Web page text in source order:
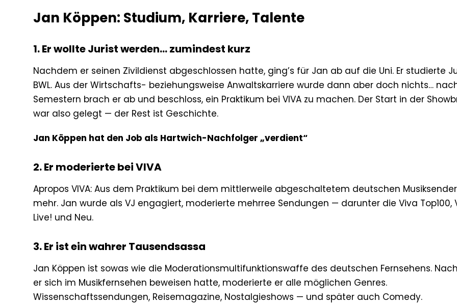
Jan Köppen: Studium, Karriere, Talente
1. Er wollte Jurist werden… zumindest kurz
Nachdem er seinen Zivildienst abgeschlossen hatte, ging’s für Jan ab auf die Uni. Er studierte
BWL. Aus der Wirtschafts- beziehungsweise Anwaltskarriere wurde dann aber doch nichts…
Semestern brach er ab und beschloss, ein Praktikum bei VIVA zu machen. Der Start in der
war also gelegt — der Rest ist Geschichte.
Jan Köppen hat den Job als Hartwich-Nachfolger „verdient“
2. Er moderierte bei VIVA
Apropos VIVA: Aus dem Praktikum bei dem mittlerweile abgeschaltetem deutschen
mehr. Jan wurde als VJ engagiert, moderierte mehrree Sendungen — darunter die Viva Top100,
Live! und Neu.
3. Er ist ein wahrer Tausendsassa
Jan Köppen ist sowas wie die Moderationsmultifunktionswaffe des deutschen Fernsehens.
er sich im Musikfernsehen beweisen hatte, moderierte er alle möglichen Genres.
Wissenschaftssendungen, Reisemagazine, Nostalgieshows — und später auch Comedy.